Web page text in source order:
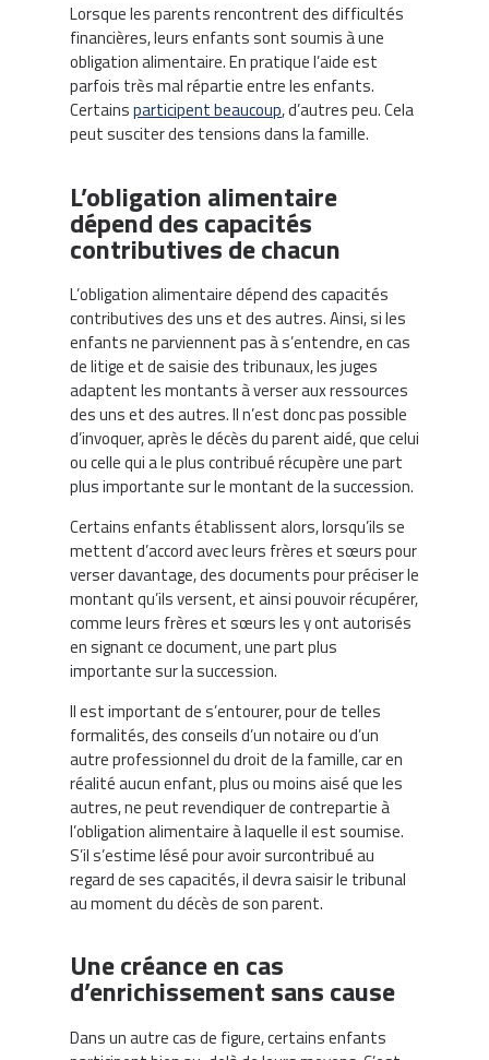
Lorsque les parents rencontrent des difficultés
financières, leurs enfants sont soumis à une
obligation alimentaire. En pratique l’aide est
parfois très mal répartie entre les enfants.
Certainsparticipent beaucoup, d’autres peu. Cela
peut susciter des tensions dans la famille.
L’obligation alimentaire
dépend des capacités
contributives de chacun
L’obligation alimentaire dépend des capacités
contributives des uns et des autres. Ainsi, si les
enfants ne parviennent pas à s’entendre, en cas
de litige et de saisie des tribunaux, les juges
adaptent les montants à verser aux ressources
des uns et des autres. Il n’est donc pas possible
d’invoquer, après le décès du parent aidé, que celui
ou celle qui a le plus contribué récupère une part
plus importante sur le montant de la succession.
Certains enfants établissent alors, lorsqu’ils se
mettent d’accord avec leurs frères et sœurs pour
verser davantage, des documents pour préciser le
montant qu’ils versent, et ainsi pouvoir récupérer,
comme leurs frères et sœurs les y ont autorisés
en signant ce document, une part plus
importante sur la succession.
Il est important de s’entourer, pour de telles
formalités, des conseils d’un notaire ou d’un
autre professionnel du droit de la famille, car en
réalité aucun enfant, plus ou moins aisé que les
autres, ne peut revendiquer de contrepartie à
l’obligation alimentaire à laquelle il est soumise.
S’il s’estime lésé pour avoir surcontribué au
regard de ses capacités, il devra saisir le tribunal
au moment du décès de son parent.
Une créance en cas
d’enrichissement sans cause
Dans un autre cas de figure, certains enfants